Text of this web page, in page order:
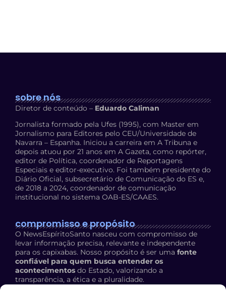
sobre nós
Diretor de conteúdo – Eduardo Caliman
Jornalista formado pela Ufes (1995), com Master em
Jornalismo para Editores pelo CEU/Universidade de
Navarra – Espanha. Iniciou a carreira em A Tribuna e
depois atuou por 21 anos em A Gazeta, como repórter,
editor de Política, coordenador de Reportagens
Especiais e editor-executivo. Foi também presidente do
Diário Oficial, subsecretário de Comunicação do ES e,
de 2018 a 2024, coordenador de comunicação
institucional no sistema OAB-ES/CAAES.
compromisso e propósito
O NewsEspíritoSanto nasceu com compromisso de
levar informação precisa, relevante e independente
para os capixabas. Nosso propósito é ser uma fonte
confiável para quem busca entender os
acontecimentos do Estado, valorizando a
transparência, a ética e a pluralidade.